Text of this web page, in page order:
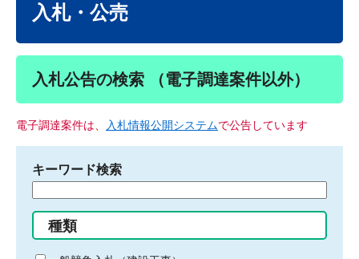
入札・公売
入札公告の検索 （電子調達案件以外）
電子調達案件は、 入札情報公開システムで公告しています
キーワード検索
る
種類